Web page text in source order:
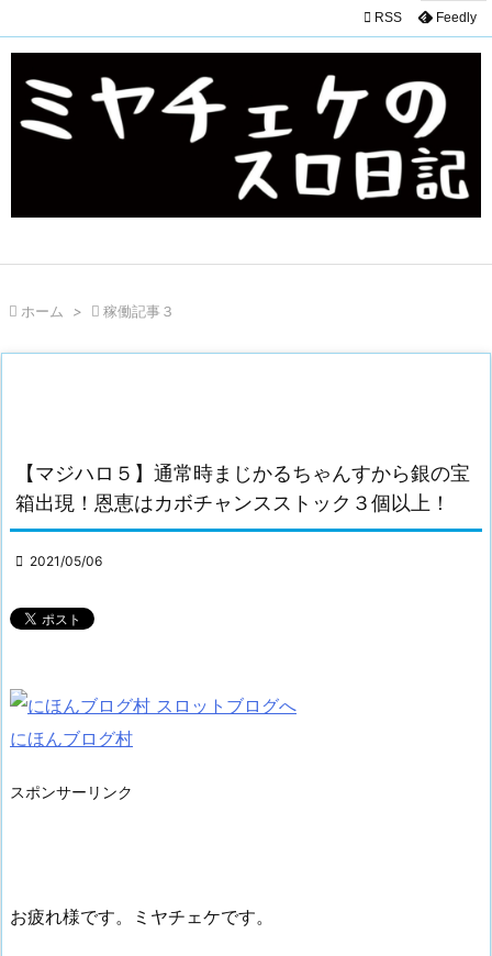
 RSS Feedly
 ホーム >  稼働記事３
【マジハロ５】通常時まじかるちゃんすから銀の宝
箱出現！恩恵はカボチャンスストック３個以上！
 2021/05/06
にほんブログ村
スポンサーリンク
お疲れ様です。ミヤチェケです。